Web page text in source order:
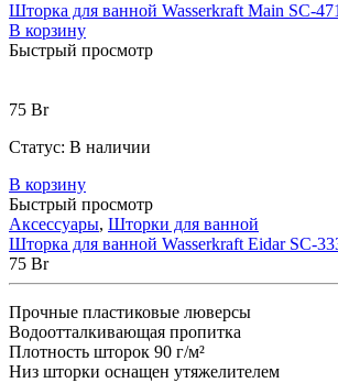
Шторка для ванной Wasserkraft Main SC-
В корзину
Быстрый просмотр
75 Br
Статус: В наличии
В корзину
Быстрый просмотр
Аксессуары, Шторки для ванной
Шторка для ванной Wasserkraft Eidar SC-
75 Br
Прочные пластиковые люверсы
Водоотталкивающая пропитка
Плотность шторок 90 г/м²
Низ шторки оснащен утяжелителем